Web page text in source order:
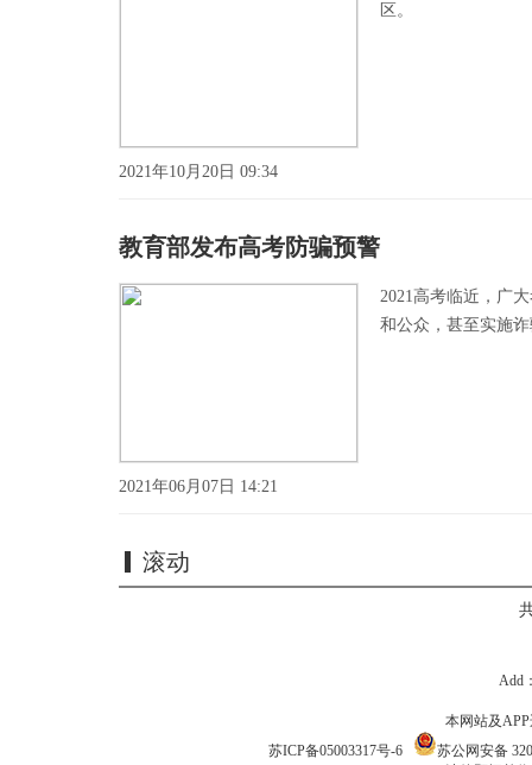
2021年10月20日 09:34
区。
教育部发布高考防骗预警
2021年06月07日 14:21
2021高考临近，广
和公众，甚至实施
滚动
Add
本网站及
苏ICP备05003317号-6
苏公网安备